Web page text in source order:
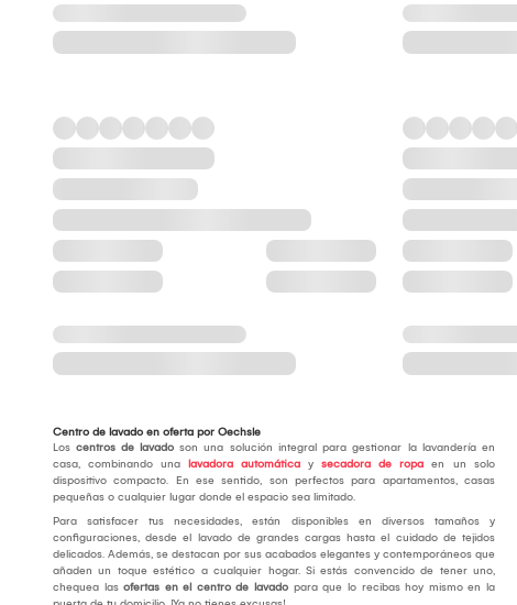
Centro de lavado en oferta por Oechsle
Los centros de lavado son una solución integral para gestionar la lavandería en
casa, combinando una lavadora automática y secadora de ropa en un solo
dispositivo compacto. En ese sentido, son perfectos para apartamentos, casas
pequeñas o cualquier lugar donde el espacio sea limitado.
Para satisfacer tus necesidades, están disponibles en diversos tamaños y
configuraciones, desde el lavado de grandes cargas hasta el cuidado de tejidos
delicados. Además, se destacan por sus acabados elegantes y contemporáneos que
añaden un toque estético a cualquier hogar. Si estás convencido de tener uno,
chequea las ofertas en el centro de lavado para que lo recibas hoy mismo en la